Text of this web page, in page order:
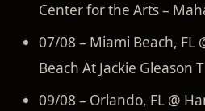
Center for the Arts –
07/08 – Miami Beach, FL
Beach At Jackie Gleason
09/08 – Orlando, FL @